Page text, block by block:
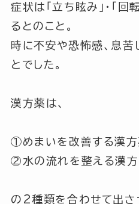
症状は 「立ち眩み」 ・ 「回
るとのこと。
時に不安や恐怖感、息苦
とでした。
漢方薬は、
①めまいを改善する漢方
②水の流れを整える漢
の2種類を合わせて出さ